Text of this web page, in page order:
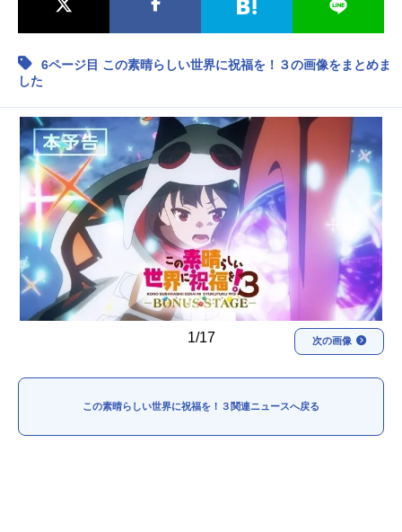
マンガ・ラノベ ゲーム・アプリ 音楽 コスプレ
2.5次元 配信・Vtuber トレンド 無料マンガ
最新記事一覧
アニメ記事一覧 声優記事一覧
アニメ映画一覧 実写化映画一覧
今期アニメ曜日別一覧
春アニメ 夏アニメ
秋アニメ 冬アニメ
6ページ目 この素晴らしい世界に祝福を！３の画像をまとめま
した
1/17 次の画像
この素晴らしい世界に祝福を！３関連ニュースへ戻る